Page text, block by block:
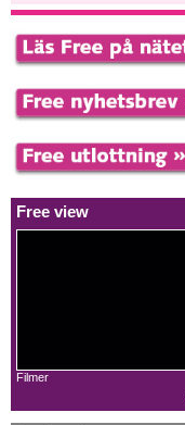
Free view
Filmer